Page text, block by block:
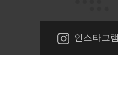
인스타그램